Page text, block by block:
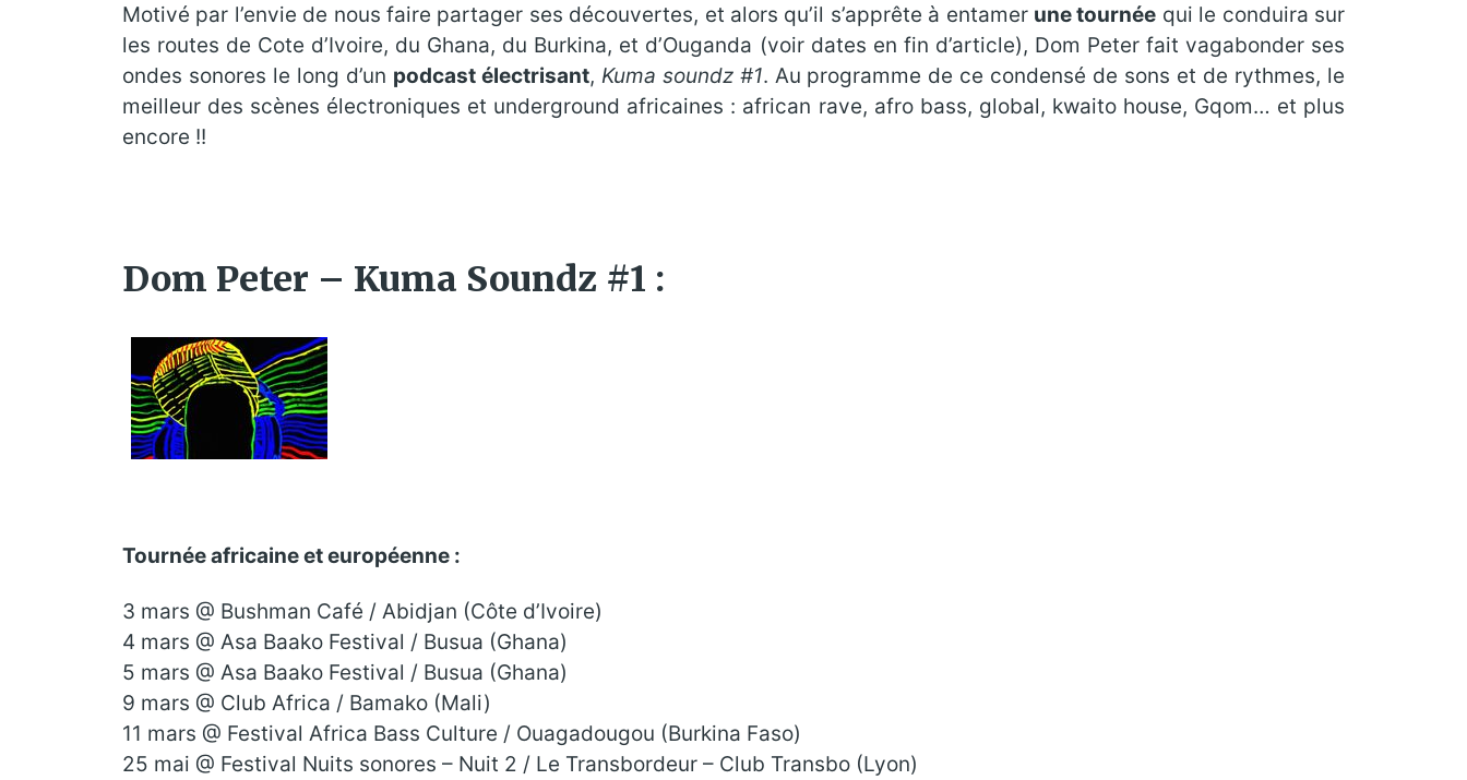
Motivé par l’envie de nous faire partager ses découvertes, et alors qu’il s’apprête à entamer une tournée qui le conduira sur
les routes de Cote d’Ivoire, du Ghana, du Burkina, et d’Ouganda (voir dates en fin d’article), Dom Peter fait vagabonder ses
ondes sonores le long d’un podcast électrisant, Kuma soundz #1. Au programme de ce condensé de sons et de rythmes, le
meilleur des scènes électroniques et underground africaines : african rave, afro bass, global, kwaito house, Gqom… et plus
encore !!
Dom Peter – Kuma Soundz #1 :
Tournée africaine et européenne :
3 mars @ Bushman Café / Abidjan (Côte d’Ivoire)
4 mars @ Asa Baako Festival / Busua (Ghana)
5 mars @ Asa Baako Festival / Busua (Ghana)
9 mars @ Club Africa / Bamako (Mali)
11 mars @ Festival Africa Bass Culture / Ouagadougou (Burkina Faso)
25 mai @ Festival Nuits sonores – Nuit 2 / Le Transbordeur – Club Transbo (Lyon)